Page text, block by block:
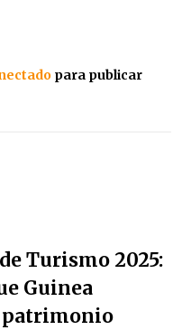
para publicar
Turismo 2025:
Guinea
patrimonio